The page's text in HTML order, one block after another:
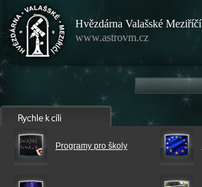
Hvězdárna Valašské Meziříčí
www.astrovm.cz
Programy pro školy